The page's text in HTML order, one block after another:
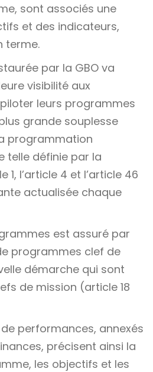
sont associés une
et des indicateurs,
terme.
par la GBO va
visibilité aux
leurs programmes
grande souplesse
programmation
telle définie par la
1, l’article 4 et l’article 46
actualisée chaque
est assuré par
programmes clef de
démarche qui sont
de mission (article 18
performances, annexés
précisent ainsi la
les objectifs et les